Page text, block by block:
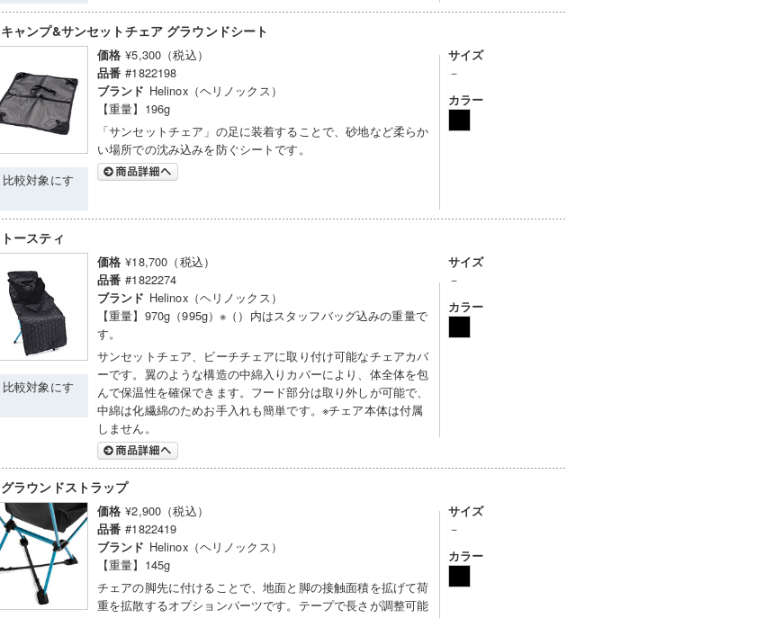
キャンプ&サンセットチェア グラウンドシート
比較対象にす
価格 ¥5,300（税込）
品番 #1822198
ブランド Helinox（ヘリノックス）
【重量】196g
「サンセットチェア」の足に装着することで、砂地など柔らか
い場所での沈み込みを防ぐシートです。
サイズ
－
カラー
トースティ
比較対象にす
価格 ¥18,700（税込）
品番 #1822274
ブランド Helinox（ヘリノックス）
【重量】970g（995g）※（）内はスタッフバッグ込みの重量で
す。
サンセットチェア、ビーチチェアに取り付け可能なチェアカバ
ーです。翼のような構造の中綿入りカバーにより、体全体を包
んで保温性を確保できます。フード部分は取り外しが可能で、
中綿は化繊綿のためお手入れも簡単です。※チェア本体は付属
しません。
サイズ
－
カラー
グラウンドストラップ
価格 ¥2,900（税込）
品番 #1822419
ブランド Helinox（ヘリノックス）
【重量】145g
チェアの脚先に付けることで、地面と脚の接触面積を拡げて荷
重を拡散するオプションパーツです。テープで長さが調整可能
サイズ
－
カラー